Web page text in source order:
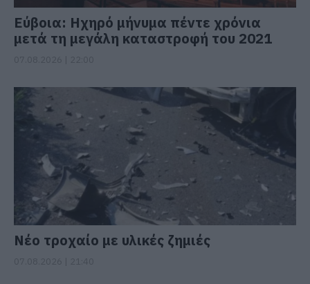
Εύβοια: Ηχηρό μήνυμα πέντε χρόνια
μετά τη μεγάλη καταστροφή του 2021
Νέο τροχαίο με υλικές ζημιές